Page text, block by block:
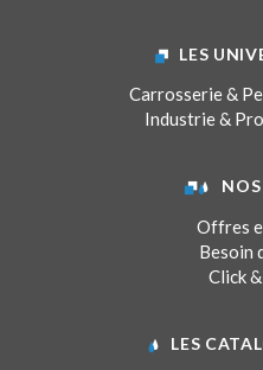
LES
Carrosserie &
Industrie &
NOS
Offres
Besoin
Click
LES